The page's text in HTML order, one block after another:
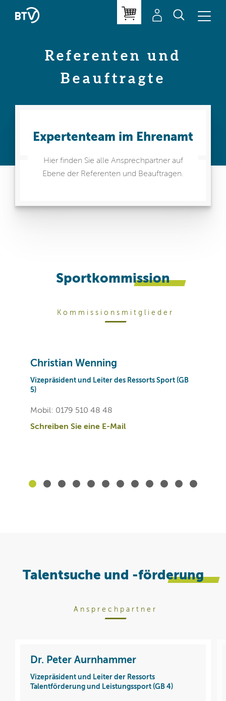
Referenten und
Beauftragte
Expertenteam im Ehrenamt
Hier finden Sie alle Ansprechpartner auf
Ebene der Referenten und Beauftragen.
Sportkommission
Kommissionsmitglieder
Christian Wenning
Vizepräsident und Leiter des Ressorts Sport (GB
5)
Mobil: 0179 510 48 48
Schreiben Sie eine E-Mail
Talentsuche und -förderung
Ansprechpartner
Dr. Peter Aurnhammer
Vizepräsident und Leiter der Ressorts
Talentförderung und Leistungssport (GB 4)